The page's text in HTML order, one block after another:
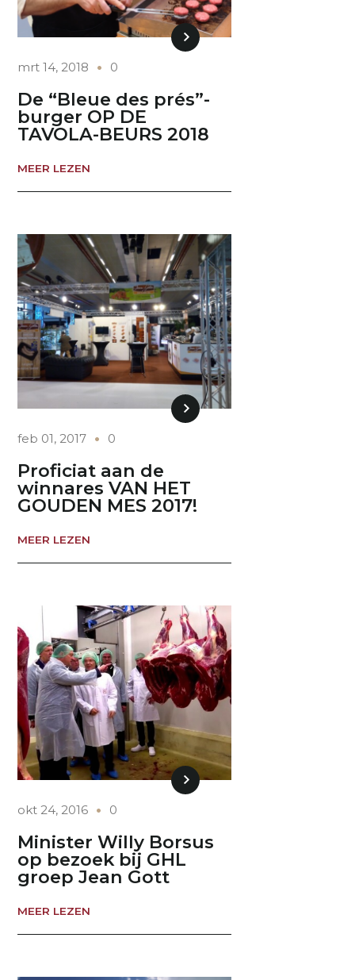
mrt 14, 2018 0
De “Bleue des prés”-
burger OP DE
TAVOLA-BEURS 2018
MEER LEZEN
feb 01, 2017 0
Proficiat aan de
winnares VAN HET
GOUDEN MES 2017!
MEER LEZEN
okt 24, 2016 0
Minister Willy Borsus
op bezoek bij GHL
groep Jean Gott
MEER LEZEN